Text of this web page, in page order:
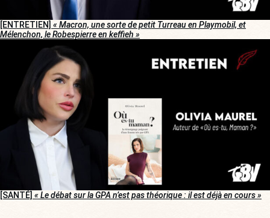
[ENTRETIEN] « Macron, une sorte de petit Turreau en Playmobil, et
Mélenchon, le Robespierre en keffieh »
[SANTÉ] « Le débat sur la GPA n’est pas théorique : il est déjà en cours »